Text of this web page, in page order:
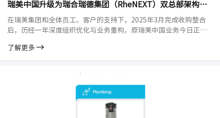
瑞美中国升级为瑞合瑞德集团（RheNEXT）双总部架构正式落地运营
在瑞美集团和全体员工、客户的支持下，2025年3月完成收购整合
后，历经一年深度组织优化与业务重构，原瑞美中国业务今日正式
布两大核心法律实体正式落地运营，"上海品牌运营中心+四川绿色
智造中心"双总部架构全面启用，4月1日起各项业务切换正式执行，
了解更多